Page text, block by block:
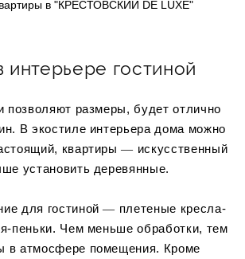
в "КРЕСТОВСКИЙ DE LUXE"
интерьере гостиной
позволяют размеры, будет отлично
В экостиле интерьера дома можно
квартиры ― искусственный
установить деревянные.
для гостиной ― плетеные кресла-
пеньки. Чем меньше обработки, тем
в атмосфере помещения. Кроме